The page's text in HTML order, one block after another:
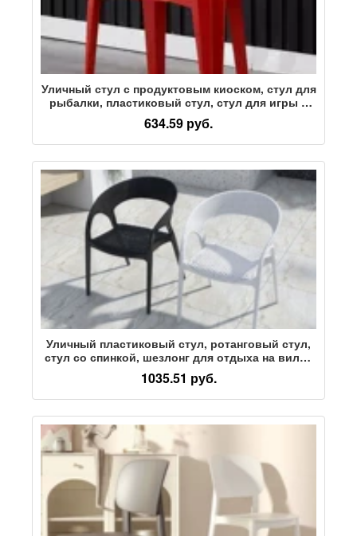
Уличный стул с продуктовым киоском, стул для
рыбалки, пластиковый стул, стул для игры в
маджонг, тренировочный стул, стул со спинкой
634.59 руб.
Уличный пластиковый стул, ротанговый стул,
стул со спинкой, шезлонг для отдыха на вилле
в саду во внутреннем дворе, утолщенный
коммерческий стул для магазина чая с молоком
1035.51 руб.